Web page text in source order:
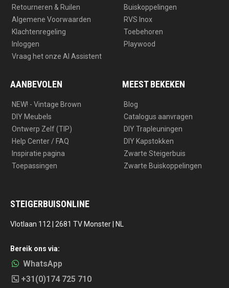
Retourneren & Ruilen
Algemene Voorwaarden
Klachtenregeling
Inloggen
Vraag het onze AI Assistent
Buiskoppelingen
RVS Inox
Toebehoren
Playwood
AANBEVOLEN
NEW! - Vintage Brown
DIY Meubels
Ontwerp Zelf (TIP)
Help Center / FAQ
Inspiratie pagina
Toepassingen
MEEST BEKEKEN
Blog
Catalogus aanvragen
DIY Trapleuningen
DIY Kapstokken
Zwarte Steigerbuis
Zwarte Buiskoppelingen
STEIGERBUISONLINE
Vlotlaan 112 | 2681 TV Monster | NL
Bereik ons via:
WhatsApp
+31(0)174 725 710